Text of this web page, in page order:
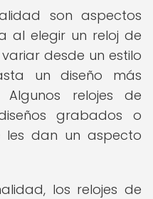
son aspectos
al elegir un reloj de
desde un estilo
un diseño más
relojes de
grabados o
les dan un aspecto
los relojes de